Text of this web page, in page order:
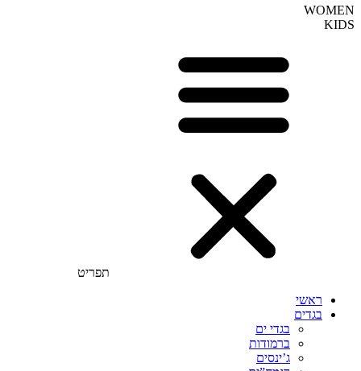
WOMEN
KIDS
תפריט
ראשי
בגדים
בגדי ים
ברמודות
ג’ינסים